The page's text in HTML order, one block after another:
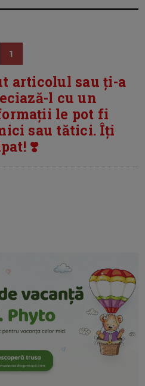
1
articolul sau ți-a
l cu un
le pot fi
sau tătici. Îți
❣️